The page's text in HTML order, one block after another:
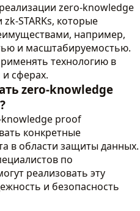
zero-knowledge
zk-STARKs, которые
например,
и масштабируемостью.
технологию в
сферах.
zero-knowledge
knowledge proof
конкретные
в области защиты данных.
по
реализовать эту
и безопасность